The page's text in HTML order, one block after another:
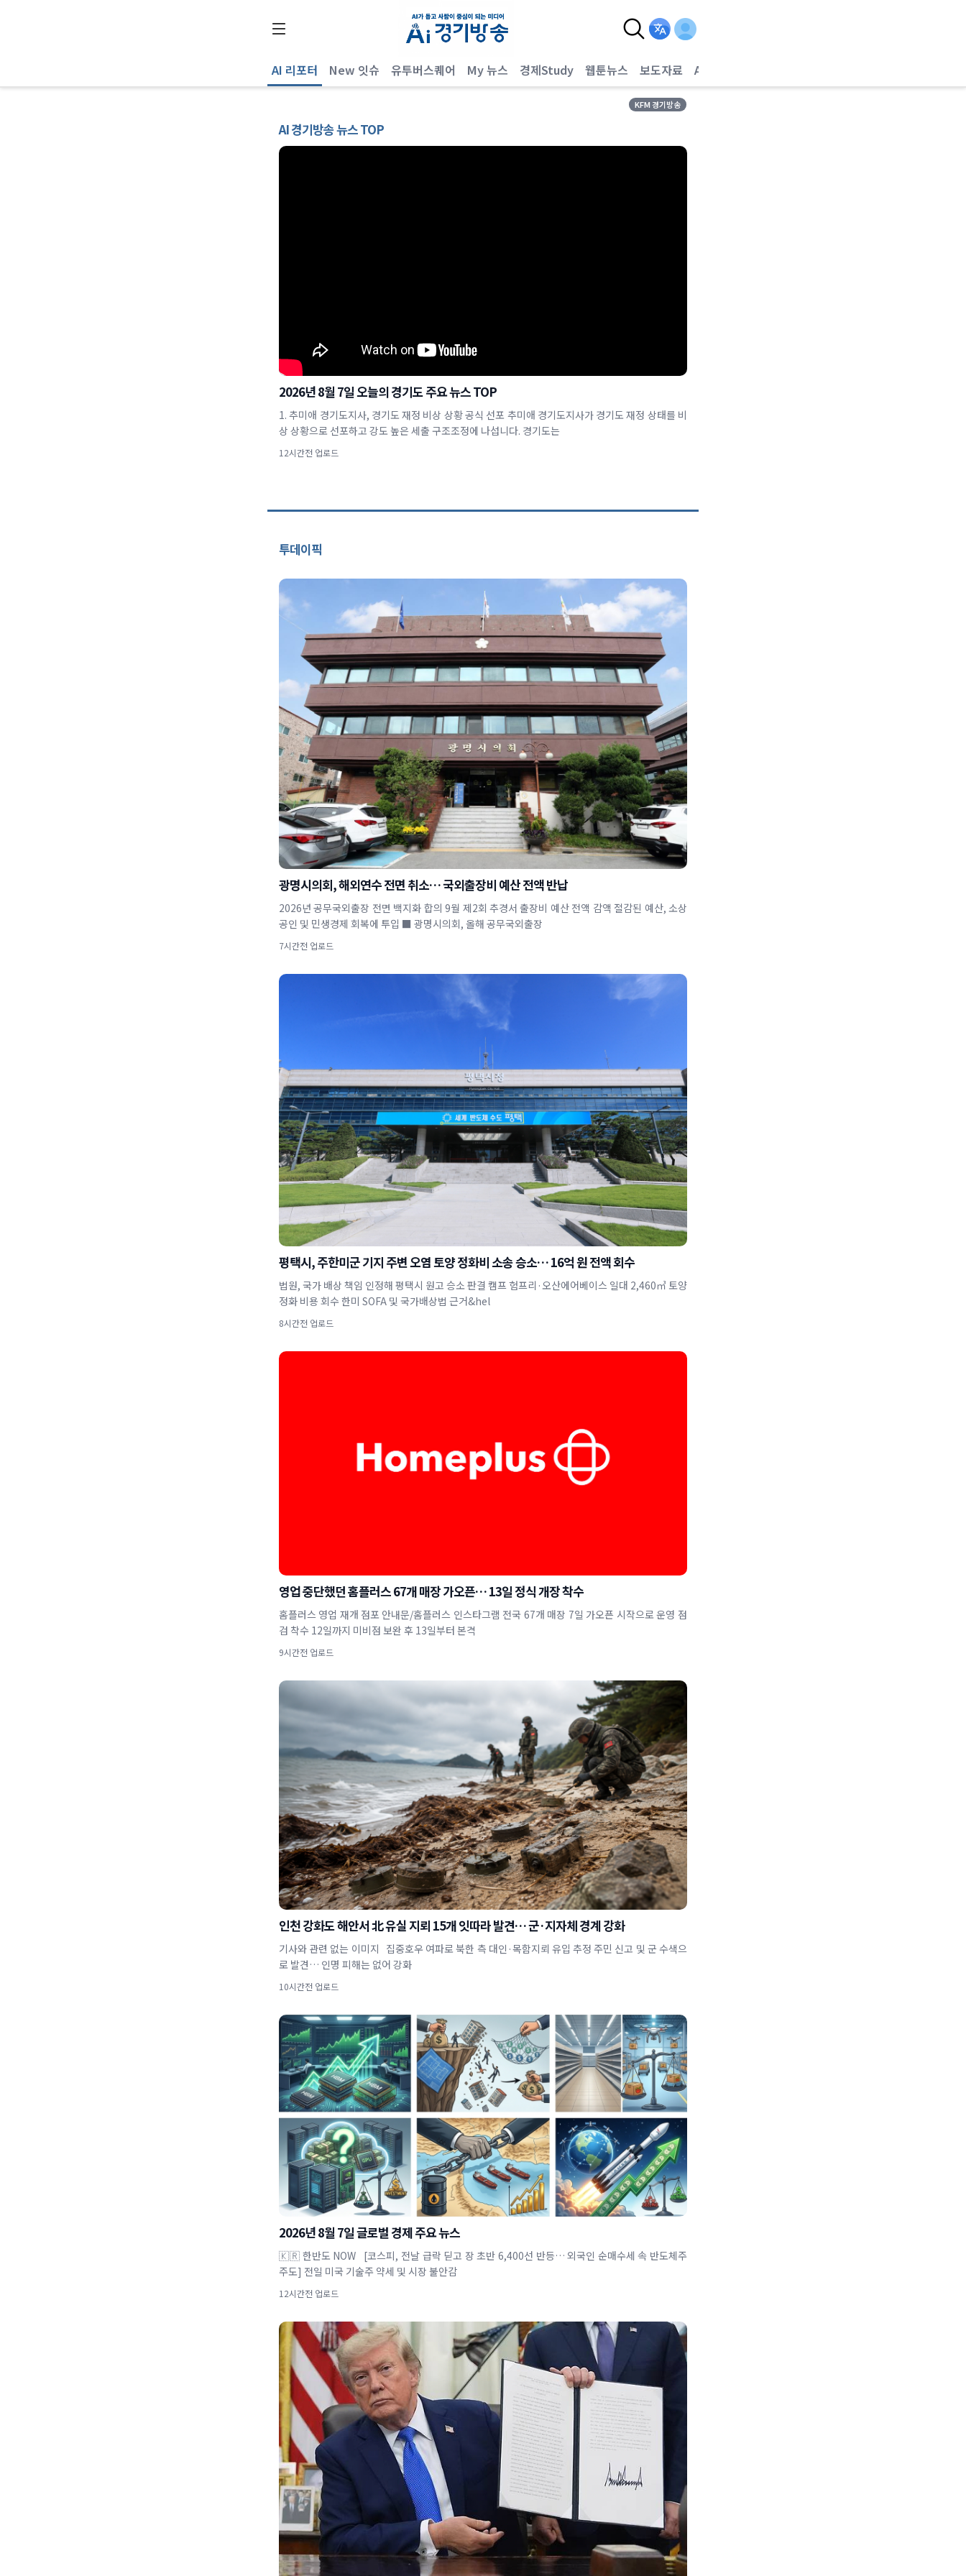
AI 리포터 New 잇슈 유투버스퀘어 My 뉴스 경제Study 웹툰뉴스 보도자료 AI헬스케어
KFM 경기방송
AI 경기방송 뉴스 TOP
2026년 8월 7일 오늘의 경기도 주요 뉴스 TOP
1. 추미애 경기도지사, 경기도 재정 비상 상황 공식 선포 추미애 경기도지사가 경기도 재정 상태를 비
상 상황으로 선포하고 강도 높은 세출 구조조정에 나섭니다. 경기도는
12시간전 업로드
투데이픽
광명시의회, 해외연수 전면 취소… 국외출장비 예산 전액 반납
2026년 공무국외출장 전면 백지화 합의 9월 제2회 추경서 출장비 예산 전액 감액 절감된 예산, 소상
공인 및 민생경제 회복에 투입 ■ 광명시의회, 올해 공무국외출장
7시간전 업로드
평택시, 주한미군 기지 주변 오염 토양 정화비 소송 승소… 16억 원 전액 회수
법원, 국가 배상 책임 인정해 평택시 원고 승소 판결 캠프 험프리·오산에어베이스 일대 2,460㎥ 토양
정화 비용 회수 한미 SOFA 및 국가배상법 근거&hel
8시간전 업로드
영업 중단했던 홈플러스 67개 매장 가오픈… 13일 정식 개장 착수
홈플러스 영업 재개 점포 안내문/홈플러스 인스타그램 전국 67개 매장 7일 가오픈 시작으로 운영 점
검 착수 12일까지 미비점 보완 후 13일부터 본격
9시간전 업로드
인천 강화도 해안서 北 유실 지뢰 15개 잇따라 발견… 군·지자체 경계 강화
기사와 관련 없는 이미지 집중호우 여파로 북한 측 대인·목함지뢰 유입 추정 주민 신고 및 군 수색으
로 발견… 인명 피해는 없어 강화
10시간전 업로드
2026년 8월 7일 글로벌 경제 주요 뉴스
🇰🇷 한반도 NOW [코스피, 전날 급락 딛고 장 초반 6,400선 반등… 외국인 순매수세 속 반도체주
주도] 전일 미국 기술주 약세 및 시장 불안감
12시간전 업로드